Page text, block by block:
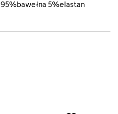
95%bawełna 5%elastan